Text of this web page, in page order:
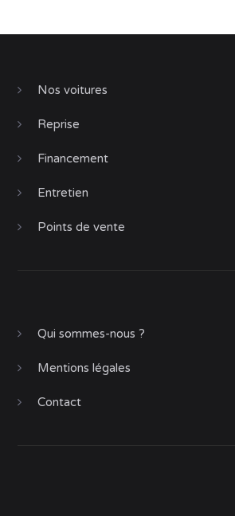
Nos voitures
Reprise
Financement
Entretien
Points de vente
Qui sommes-nous ?
Mentions légales
Contact